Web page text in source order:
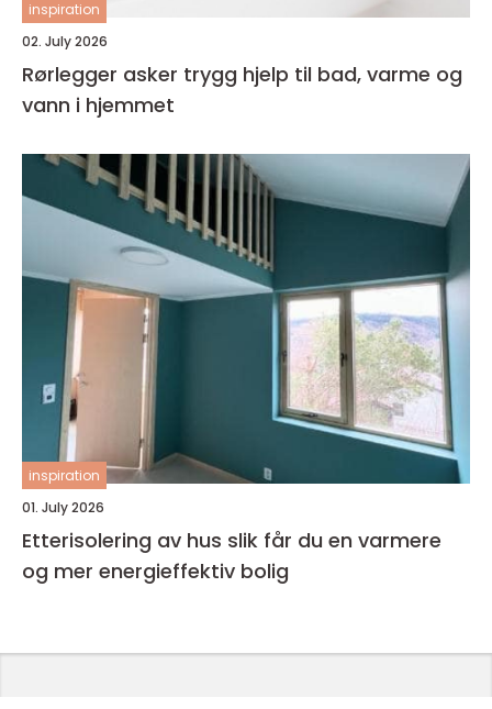
inspiration
02. July 2026
Rørlegger asker trygg hjelp til bad, varme og
vann i hjemmet
inspiration
01. July 2026
Etterisolering av hus slik får du en varmere
og mer energieffektiv bolig